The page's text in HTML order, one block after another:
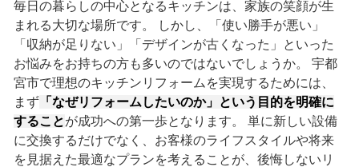
毎日の暮らしの中心となるキッチンは、家族の笑顔が生
まれる大切な場所です。 しかし、「使い勝手が悪い」
「収納が足りない」「デザインが古くなった」といった
お悩みをお持ちの方も多いのではないでしょうか。 宇都
宮市で理想のキッチンリフォームを実現するためには、
まず「なぜリフォームしたいのか」という目的を明確に
することが成功への第一歩となります。 単に新しい設備
に交換するだけでなく、お客様のライフスタイルや将来
を見据えた最適なプランを考えることが、後悔しないリ